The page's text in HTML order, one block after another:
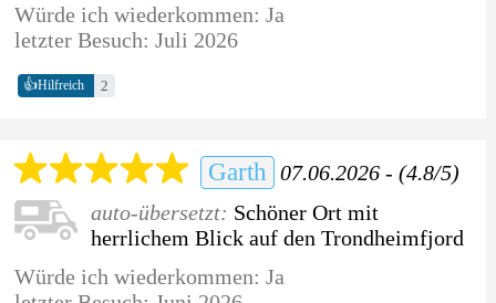
Würde ich wiederkommen: Ja
letzter Besuch: Juli 2026
👍Hilfreich 2
Garth
07.06.2026 - (4.8/5)
auto-übersetzt: Schöner Ort mit
herrlichem Blick auf den Trondheimfjord
Würde ich wiederkommen: Ja